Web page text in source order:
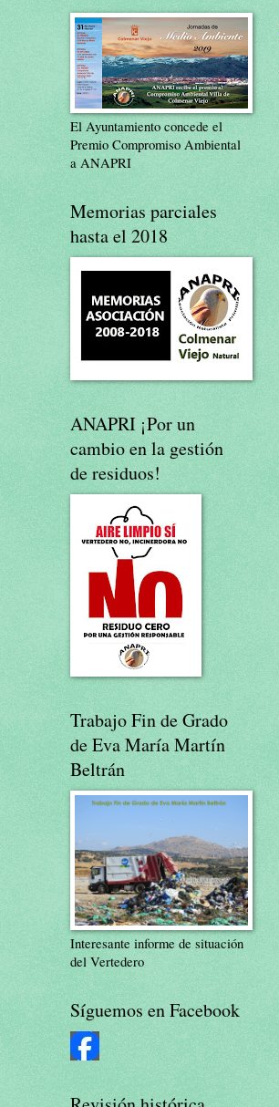
El Ayuntamiento concede el
Premio Compromiso Ambiental
a ANAPRI
Memorias parciales
hasta el 2018
ANAPRI ¡Por un
cambio en la gestión
de residuos!
Trabajo Fin de Grado
de Eva María Martín
Beltrán
Interesante informe de situación
del Vertedero
Síguemos en Facebook